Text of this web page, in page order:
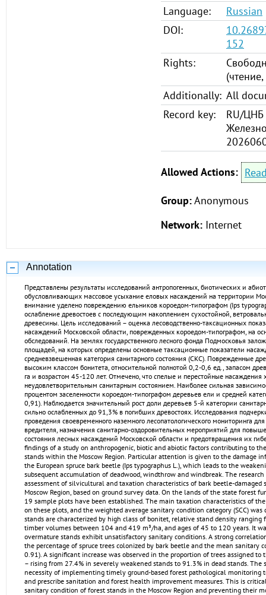
Language:
Russian
DOI:
152
Rights:
Additionally: All
Record key:
RU/
Allowed Actions:
Group:Anonymous
Network: Internet
Annotation
Представлены результаты исследований антропогенных, биотических и
обусловливающих массовое усыхание еловых насаждений на территории
внимание уделено повреждению ельников короедом-типографом (Ips
ослабление древостоев с последующим накоплением сухостойной,
древесины. Цель исследований – оценка лесоводственно-таксационных
насаждений Московской области, поврежденных короедом-типографом, на
обследований. На землях государственного лесного фонда Подмосковья
площадей, на которых определены основные таксационные показатели
средневзвешенная категория санитарного состояния (СКС). Поврежденные
высоким классом бонитета, относительной полнотой 0,2-0,6 ед., запасом
га и возрастом 45-120 лет. Отмечено, что спелые и перестойные насаждения
неудовлетворительным санитарным состоянием. Наиболее сильная
процентом заселенности короедом-типографом деревьев ели и средней
0,91). Наблюдается значительный рост доли деревьев 5-й категории
сильно ослабленных до 91,3% в погибших древостоях. Исследования
проведения своевременного наземного лесопатологического мониторинга
вредителя, назначения санитарно-оздоровительных мероприятий для
состояния лесных насаждений Московской области и предотвращения их
findings of a study on anthropogenic, biotic and abiotic factors contributing to
stands within the Moscow Region. Particular attention is given to the damage
the European spruce bark beetle (Ips typographus L.), which leads to the
subsequent accumulation of deadwood, windthrow and windbreak. The
assessment of silvicultural and taxation characteristics of bark beetle-damaged
Moscow Region, based on ground survey data. On the lands of the state forest
19 sample plots have been established. The main taxation characteristics of
on these plots, and the weighted average sanitary condition category (SCC) was
stands are characterized by high class of bonitet, relative stand density ranging
timber volumes between 104 and 419 m³/ha, and ages of 45 to 120 years. It
overmature stands exhibit unsatisfactory sanitary conditions. A strong
the percentage of spruce trees colonized by bark beetle and the mean sanitary
0.91). A significant increase was observed in the proportion of trees assigned
– rising from 27.4% in severely weakened stands to 91.3% in dead stands. The
necessity of implementing timely ground-based forest pathological monitoring
and prescribe sanitation and forest health improvement measures. This is
sanitary condition of forest stands in the Moscow Region and preventing their